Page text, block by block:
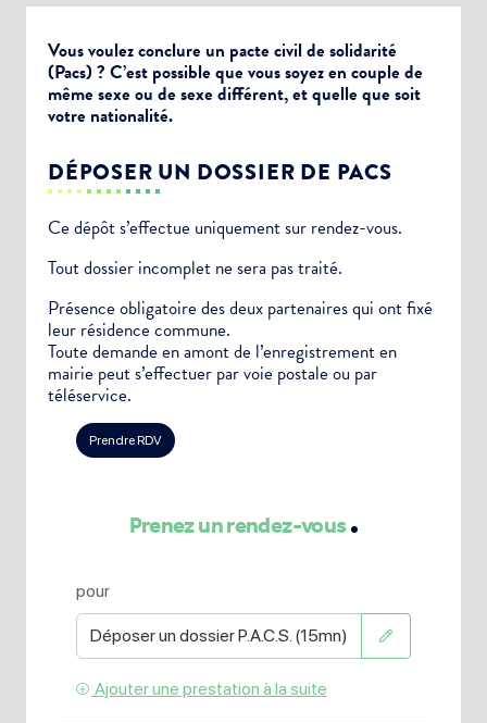
Vous voulez conclure un pacte civil de solidarité
(Pacs) ? C’est possible que vous soyez en couple de
même sexe ou de sexe différent, et quelle que soit
votre nationalité.
DÉPOSER UN DOSSIER DE PACS
Ce dépôt s’effectue uniquement sur rendez-vous.
Tout dossier incomplet ne sera pas traité.
Présence obligatoire des deux partenaires qui ont fixé
leur résidence commune.
Toute demande en amont de l’enregistrement en
mairie peut s’effectuer par voie postale ou par
téléservice.